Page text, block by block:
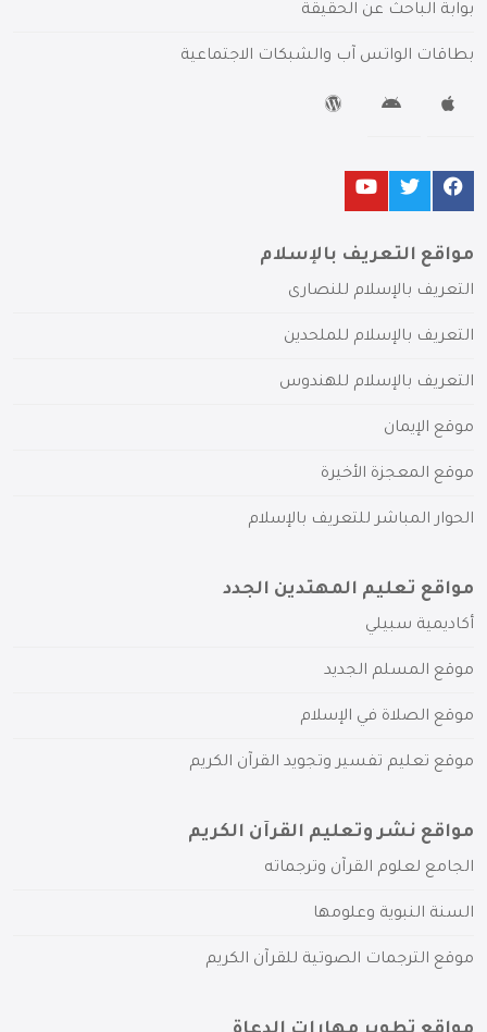
بوابة الباحث عن الحقيقة
بطاقات الواتس آب والشبكات الاجتماعية
مواقع التعريف بالإسلام
التعريف بالإسلام للنصارى
التعريف بالإسلام للملحدين
التعريف بالإسلام للهندوس
موقع الإيمان
موقع المعجزة الأخيرة
الحوار المباشر للتعريف بالإسلام
مواقع تعليم المهتدين الجدد
أكاديمية سبيلي
موقع المسلم الجديد
موقع الصلاة في الإسلام
موقع تعليم تفسير وتجويد القرآن الكريم
مواقع نشر وتعليم القرآن الكريم
الجامع لعلوم القرآن وترجماته
السنة النبوية وعلومها
موقع الترجمات الصوتية للقرآن الكريم